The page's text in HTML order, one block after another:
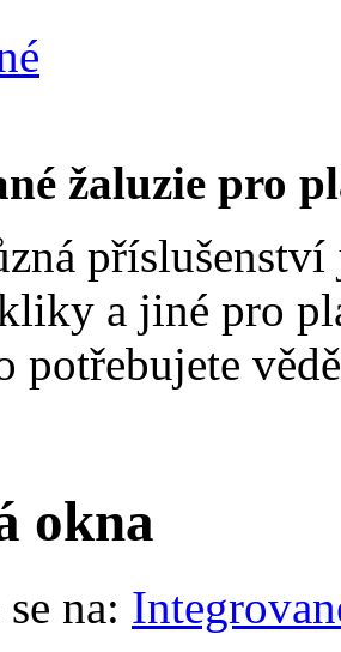
žaluzie pro
a jiné pro
potřebujete
okna
na: